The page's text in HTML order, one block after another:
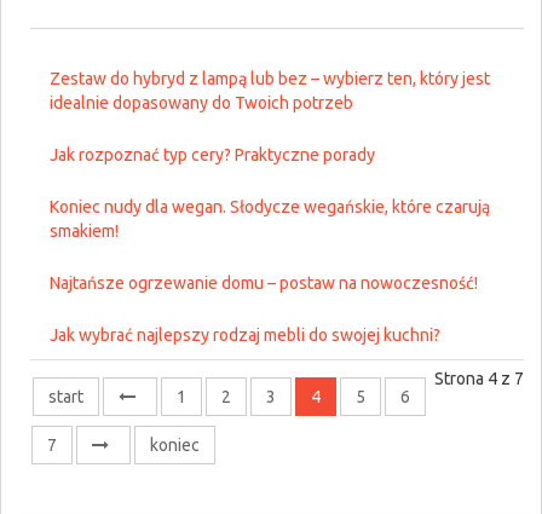
Zestaw do hybryd z lampą lub bez – wybierz ten, który jest
idealnie dopasowany do Twoich potrzeb
Jak rozpoznać typ cery? Praktyczne porady
Koniec nudy dla wegan. Słodycze wegańskie, które czarują
smakiem!
Najtańsze ogrzewanie domu – postaw na nowoczesność!
Jak wybrać najlepszy rodzaj mebli do swojej kuchni?
Strona 4 z 7
start
1 2 3 4 5 6
7 koniec